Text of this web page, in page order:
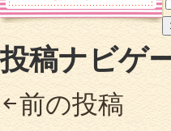
投稿ナビゲ
前の投稿